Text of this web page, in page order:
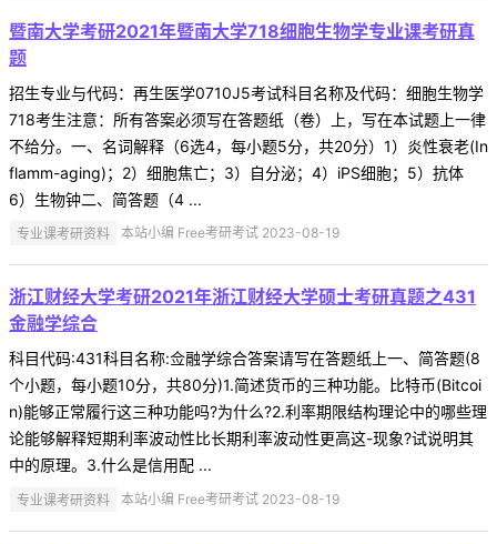
暨南大学考研2021年暨南大学718细胞生物学专业课考研真
题
招生专业与代码：再生医学0710J5考试科目名称及代码：细胞生物学
718考生注意：所有答案必须写在答题纸（卷）上，写在本试题上一律
不给分。一、名词解释（6选4，每小题5分，共20分）1）炎性衰老(In
flamm-aging)；2）细胞焦亡；3）自分泌；4）iPS细胞；5）抗体
6）生物钟二、简答题（4 ...
专业课考研资料 本站小编 Free考研考试 2023-08-19
浙江财经大学考研2021年浙江财经大学硕士考研真题之431
金融学综合
科目代码:431科目名称:佥融学综合答案请写在答题纸上一、简答题(8
个小题，每小题10分，共80分)1.简述货币的三种功能。比特币(Bitcoi
n)能够正常履行这三种功能吗?为什么?2.利率期限结构理论中的哪些理
论能够解释短期利率波动性比长期利率波动性更高这-现象?试说明其
中的原理。3.什么是信用配 ...
专业课考研资料 本站小编 Free考研考试 2023-08-19